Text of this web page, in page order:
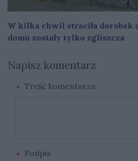
W kilka chwil straciła dorobek
domu zostały tylko zgliszcza
Napisz komentarz
Treść komentarza
Podpis